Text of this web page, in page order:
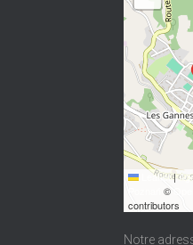
Leaflet|
©
contributors
Notre